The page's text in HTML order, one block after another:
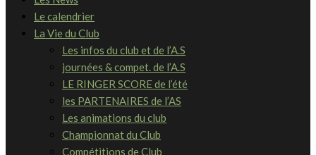
Le calendrier
La Vie du Club
Les infos du club et de l’A.S
journées & compet. de l’A.S
LE RINGER SCORE de l’été
les PARTENAIRES de l’AS
Les animations du club
Championnat du Club
Compétitions de Club